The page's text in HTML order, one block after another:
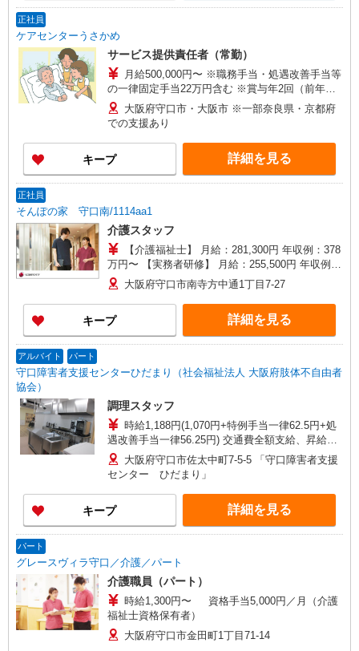
正社員
ケアセンターうさかめ
サービス提供責任者（常勤）
月給500,000円〜 ※職務手当・処遇改善手当等
の一律固定手当22万円含む ※賞与年2回（前年実
績2〜2.5カ月）
大阪府守口市・大阪市 ※一部奈良県・京都府
での支援あり
キープ 詳細を見る
正社員
そんぽの家 守口南/1114aa1
介護スタッフ
【介護福祉士】 月給：281,300円 年収例：378
万円〜 【実務者研修】 月給：255,500円 年収例：
345万円〜 【初任者研修・無資格】 月給：
249,700円 年収例：338万円〜 ※職務手当、働き
がい向上手当、日祝手当（月平均2回分）、夜勤手
当（月平均5回分）等、毎月平均的に支払われる手
当を含みます。 ※介護福祉士のみ、特別職務手当
分〜） ◎賞与 基本給2.08ヶ月分/年支給
大阪府守口市南寺方中通1丁目7-27
キープ 詳細を見る
アルバイト パート
守口障害者支援センターひだまり（社会福祉法人 大阪府肢体不自由者
協会）
調理スタッフ
時給1,188円(1,070円+特例手当一律62.5円+処
遇改善手当一律56.25円) 交通費全額支給、昇給・
一時金あり 昇給は年1回10円昇給あり※半年以上
勤務
大阪府守口市佐太中町7-5-5 「守口障害者支援
センター ひだまり」
キープ 詳細を見る
パート
グレースヴィラ守口／介護／パート
介護職員（パート）
時給1,300円〜 資格手当5,000円／月（介護
福祉士資格保有者）
大阪府守口市金田町1丁目71-14